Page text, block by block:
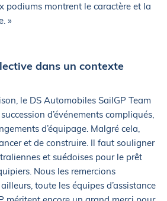
podiums montrent le caractère et la
»
dans un contexte
le DS Automobiles SailGP Team
d’événements compliqués,
d’équipage. Malgré cela,
et de construire. Il faut souligner
et suédoises pour le prêt
Nous les remercions
toute les équipes d’assistance